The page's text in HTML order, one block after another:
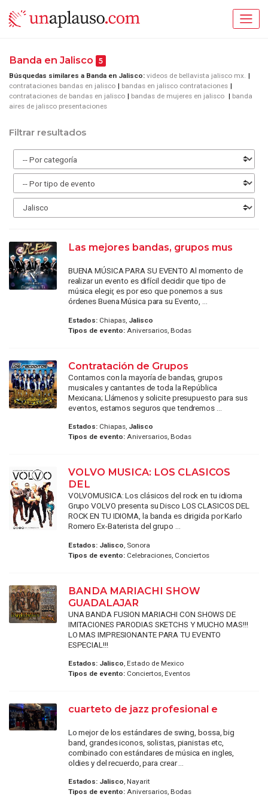
Banda en Jalisco 5
Búsquedas similares a Banda en Jalisco: videos de bellavista jalisco mx.
contrataciones bandas en jalisco
bandas en jalisco contrataciones
contrataciones de bandas en jalisco
bandas de mujeres en jalisco
banda
aires de jalisco presentaciones
Filtrar resultados
Las mejores bandas, grupos mus
BUENA MÚSICA PARA SU EVENTO Al momento de
realizar un evento es difícil decidir que tipo de
música elegir, es por eso que ponemos a sus
órdenes Buena Música para su Evento, ...
Estados:Chiapas, Jalisco
Tipos de evento:Aniversarios, Bodas
Contratación de Grupos
Contamos con la mayoría de bandas, grupos
musicales y cantantes de toda la República
Mexicana; Llámenos y solicite presupuesto para sus
eventos, estamos seguros que tendremos ...
Estados:Chiapas, Jalisco
Tipos de evento:Aniversarios, Bodas
VOLVO MUSICA: LOS CLASICOS
DEL
VOLVOMUSICA: Los clásicos del rock en tu idioma
Grupo VOLVO presenta su Disco LOS CLASICOS DEL
ROCK EN TU IDIOMA, la banda es dirigida por Karlo
Romero Ex-Baterista del grupo ...
Estados: Jalisco , Sonora
Tipos de evento:Celebraciones, Conciertos
BANDA MARIACHI SHOW
GUADALAJAR
UNA BANDA FUSION MARIACHI CON SHOWS DE
IMITACIONES PARODIAS SKETCHS Y MUCHO MAS!!!
LO MAS IMPRESIONANTE PARA TU EVENTO
ESPECIAL!!!
Estados: Jalisco, Estado de Mexico
Tipos de evento:Conciertos, Eventos
cuarteto de jazz profesional e
Lo mejor de los estándares de swing, bossa, big
band, grandes iconos, solistas, pianistas etc,
combinado con estándares de música en ingles,
oldies y del recuerdo, para crear ...
Estados: Jalisco, Nayarit
Tipos de evento:Aniversarios, Bodas